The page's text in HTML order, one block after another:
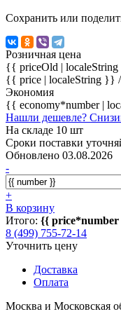
Сохранить или
Розничная цена
{{ priceOld |
{{ price | localeString }}
Экономия
{{ economy*number |
Нашли дешевле?
На складе 10 шт
Сроки поставки
Обновлено 03.08.2026
-
+
В корзину
Итого: {{ price*number
8 (499) 755-72-14
Уточнить цену
Доставка
Оплата
Москва и Московская